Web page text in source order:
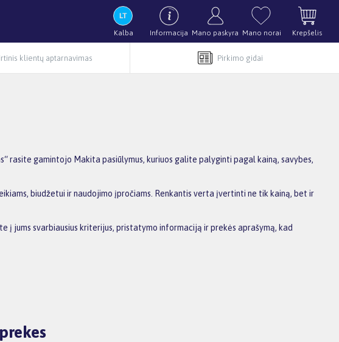
Kalba Informacija Mano paskyra Mano norai Krepšelis
klientų aptarnavimas Pirkimo gidai
rasite gamintojo Makita pasiūlymus, kuriuos galite palyginti pagal kainą, savybes,
biudžetui ir naudojimo įpročiams. Renkantis verta įvertinti ne tik kainą, bet ir
jums svarbiausius kriterijus, pristatymo informaciją ir prekės aprašymą, kad